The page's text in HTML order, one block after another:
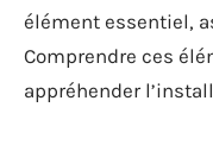
élément essentiel,
Comprendre ces
appréhender